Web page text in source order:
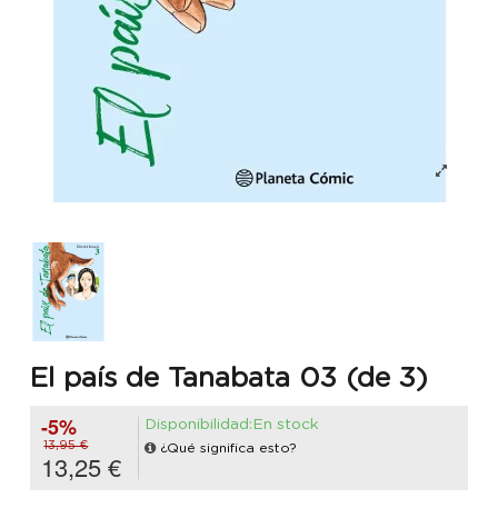
El país de Tanabata 03 (de 3)
-5%
13,95 €
13,25 €
Disponibilidad:En stock
¿Qué significa esto?